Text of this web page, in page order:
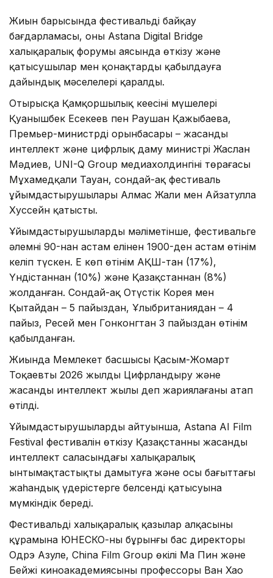
Жиын барысында фестивальдің байқау
бағдарламасы, оны Astana Digital Bridge
халықаралық форумы аясында өткізу және
қатысушылар мен қонақтарды қабылдауға
дайындық мәселелері қаралды.
Отырысқа Қамқоршылық кеңесінің мүшелері
Қуанышбек Есекеев пен Раушан Қажыбаева,
Премьер-министрдің орынбасары – жасанды
интеллект және цифрлық даму министрі Жаслан
Мәдиев, UNI-Q Group медиахолдингінің төрағасы
Мұхамедқали Тауан, сондай-ақ фестиваль
ұйымдастырушылары Алмас Жали мен Айзатулла
Хуссейн қатысты.
Ұйымдастырушылардың мәліметінше, фестивальге
әлемнің 90-нан астам елінен 1900-ден астам өтінім
келіп түскен. Ең көп өтінім АҚШ-тан (17%),
Үндістаннан (10%) және Қазақстаннан (8%)
жолданған. Сондай-ақ Оңтүстік Корея мен
Қытайдан – 5 пайыздан, Ұлыбританиядан – 4
пайыз, Ресей мен Гонконгтан 3 пайыздан өтінім
қабылданған.
Жиында Мемлекет басшысы Қасым-Жомарт
Тоқаевтың 2026 жылды Цифрландыру және
жасанды интеллект жылы деп жариялағаны атап
өтілді.
Ұйымдастырушылардың айтуынша, Astana AI Film
Festival фестивалін өткізу Қазақстанның жасанды
интеллект саласындағы халықаралық
ынтымақтастықты дамытуға және осы бағыттағы
жаһандық үдерістерге белсенді қатысуына
мүмкіндік береді.
Фестивальдің халықаралық қазылар алқасының
құрамына ЮНЕСКО-ның бұрынғы бас директоры
Одрэ Азуле, China Film Group өкілі Ма Пин және
Бейжің киноакадемиясының профессоры Ван Хао